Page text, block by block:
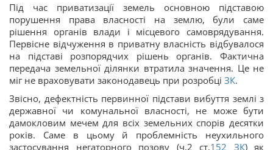
Під час приватизації земель основною підставою
порушення права власності на землю, були саме
рішення органів влади і місцевого самоврядування.
Первісне відчуження в приватну власність відбувалося
на підставі розпорядчих рішень органів. Фактична
передача земельної ділянки втратила значення. Це не
міг не враховувати законодавець при розробці ЗК.
Звісно, дефектність первинної підстави вибуття землі з
державної чи комунальної власності, не може бути
дамокловим мечем для всіх земельних спорів десятки
років. Саме в цьому й проблемність неухильного
застосування негаторного позову (ч.2 ст.152 ЗК) як